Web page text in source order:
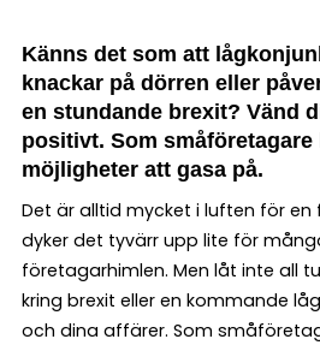
Känns det som att
knackar på dörren eller
en stundande brexit? Vänd
positivt. Som
möjligheter att gasa på.
Det är alltid mycket i luften för
dyker det tyvärr upp lite för
företagarhimlen. Men låt inte all
kring brexit eller en kommande
och dina affärer. Som